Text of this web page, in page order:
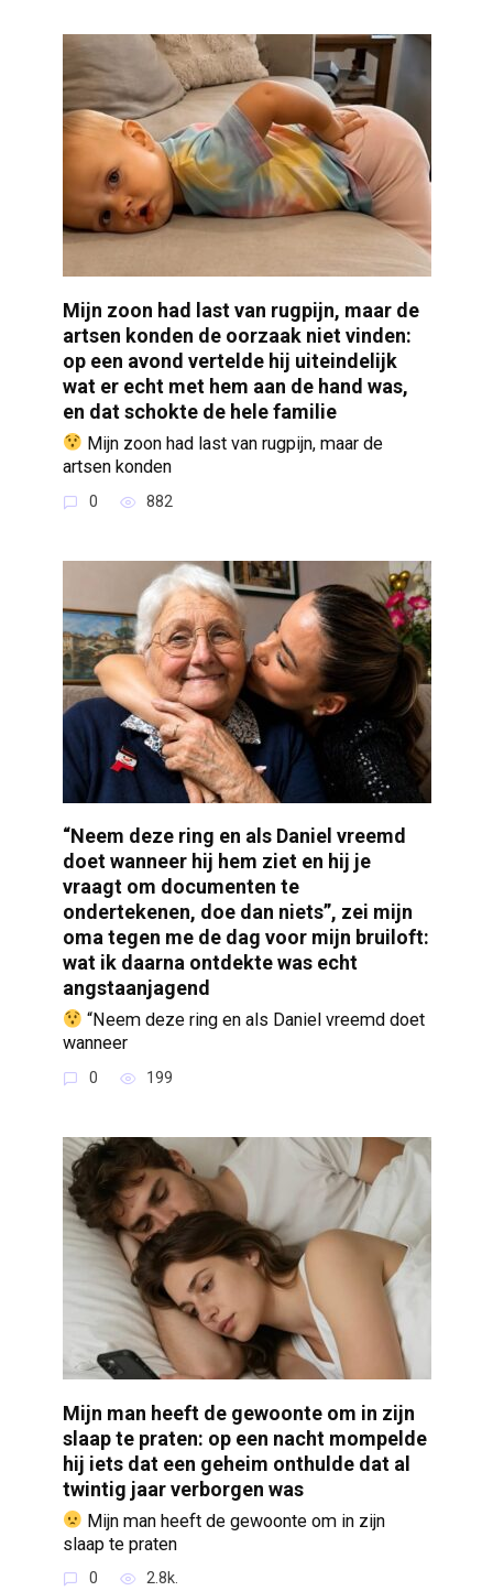
Mijn zoon had last van rugpijn, maar de
artsen konden de oorzaak niet vinden:
op een avond vertelde hij uiteindelijk
wat er echt met hem aan de hand was,
en dat schokte de hele familie
Mijn zoon had last van rugpijn, maar de
artsen konden
0 882
“Neem deze ring en als Daniel vreemd
doet wanneer hij hem ziet en hij je
vraagt om documenten te
ondertekenen, doe dan niets”, zei mijn
oma tegen me de dag voor mijn bruiloft:
wat ik daarna ontdekte was echt
angstaanjagend
“Neem deze ring en als Daniel vreemd doet
wanneer
0 199
Mijn man heeft de gewoonte om in zijn
slaap te praten: op een nacht mompelde
hij iets dat een geheim onthulde dat al
twintig jaar verborgen was
Mijn man heeft de gewoonte om in zijn
slaap te praten
0 2.8k.